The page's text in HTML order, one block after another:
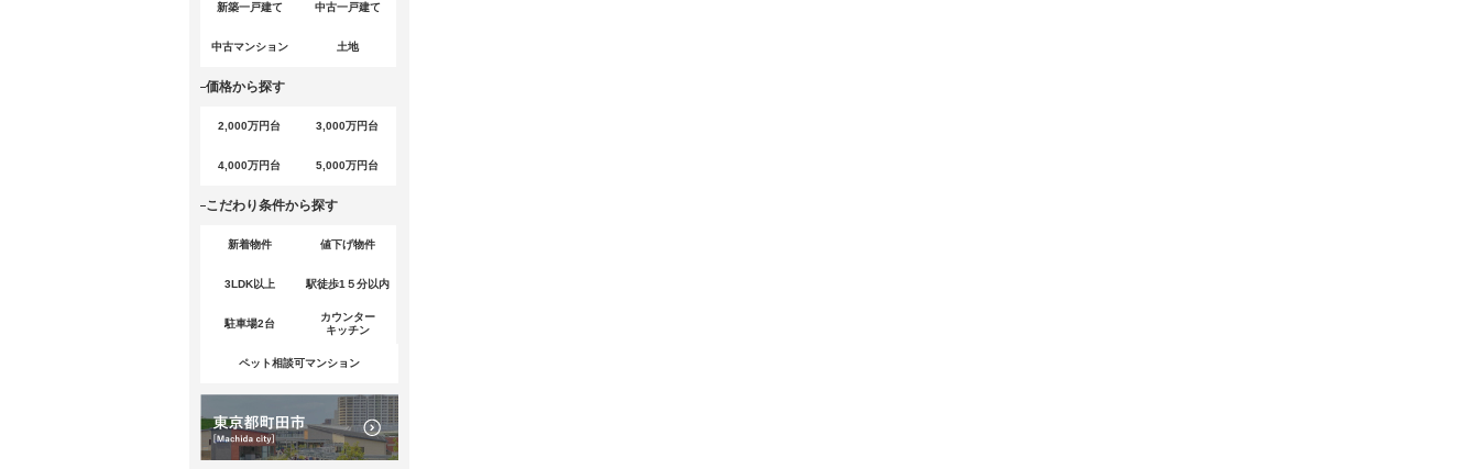
新築一戸建て 中古一戸建て
中古マンション 土地
価格から探す
2,000万円台 3,000万円台
4,000万円台 5,000万円台
こだわり条件から探す
新着物件 値下げ物件
3LDK以上 駅徒歩1５分以内
駐車場2台
カウンター
キッチン
ペット相談可マンション